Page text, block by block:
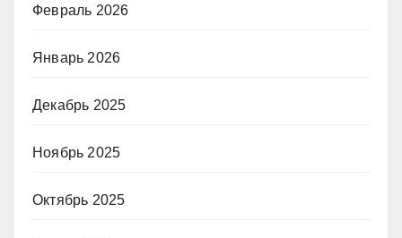
Февраль 2026
Январь 2026
Декабрь 2025
Ноябрь 2025
Октябрь 2025